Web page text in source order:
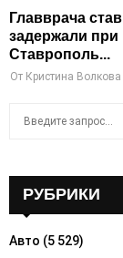
Главврача
задержали при
Ставрополь...
От Кристина Волкова
o
РУБРИКИ
Авто (5 529)